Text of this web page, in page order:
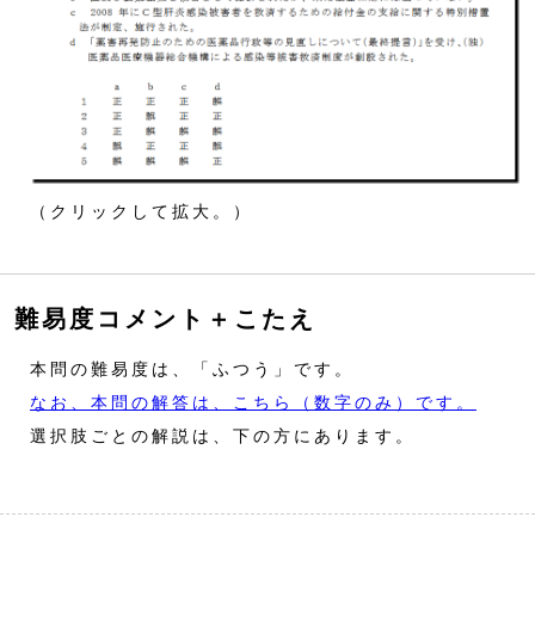
（クリックして拡大。）
難易度コメント＋こたえ
本問の難易度は、「ふつう」です。
なお、本問の解答は、こちら（数字のみ）です。
選択肢ごとの解説は、下の方にあります。